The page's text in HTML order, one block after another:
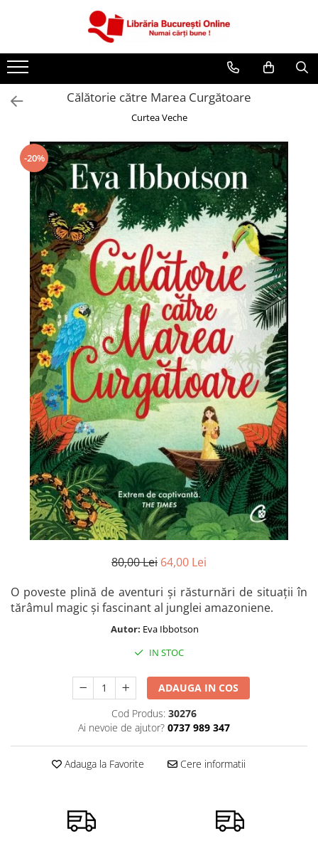
Artă și Enciclopedii
Beletristică
Cărți pentru copii
Cărți pentru tineri
Creșterea copilului
Dezvoltare Personală
Diete și Fitness
Familie și Cuplu
Hobby și Divertisment
Istorie și Civilizații
Istorie și Conspirații
Manuale și Dicționare
Medicină și Sănătate
Practic. Casă și Grădina
Psihologie
Religie
Spiritualitate
Știință și Tehnologie
Științe Politice
Științe Sociale si Umaniste
Călătorie către Marea Curgătoare
Curtea Veche
-20%
80,00 Lei 64,00 Lei
O poveste plină de aventuri și răsturnări de situații în
tărâmul magic și fascinant al junglei amazoniene.
Autor: Eva Ibbotson
IN STOC
ADAUGA IN COS
Cod Produs: 30276
Ai nevoie de ajutor? 0737 989 347
Adauga la Favorite Cere informatii